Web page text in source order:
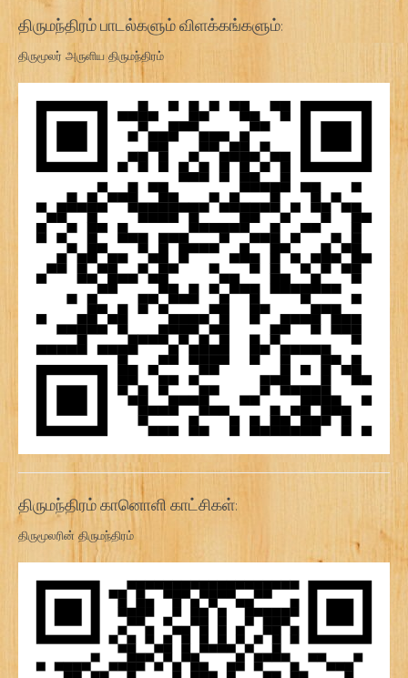
திருமந்திரம் பாடல்களும் விளக்கங்களும்:
திருமூலர் அருளிய திருமந்திரம்
திருமந்திரம் கானொளி காட்சிகள்:
திருமூலரின் திருமந்திரம்